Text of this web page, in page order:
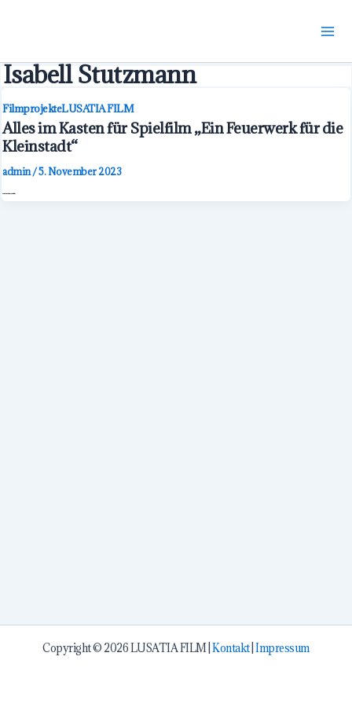
Isabell Stutzmann
FilmprojekteLUSATIA FILM
Alles im Kasten für Spielfilm „Ein Feuerwerk für die
Kleinstadt“
admin/5. November 2023
Copyright © 2026 LUSATIA FILM |Kontakt|Impressum